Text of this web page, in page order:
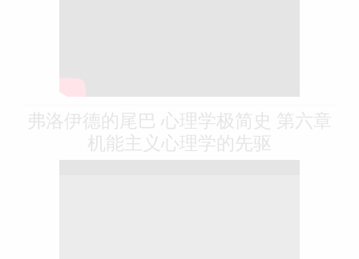
弗洛伊德的尾巴 心理学极简史 第六章
机能主义心理学的先驱